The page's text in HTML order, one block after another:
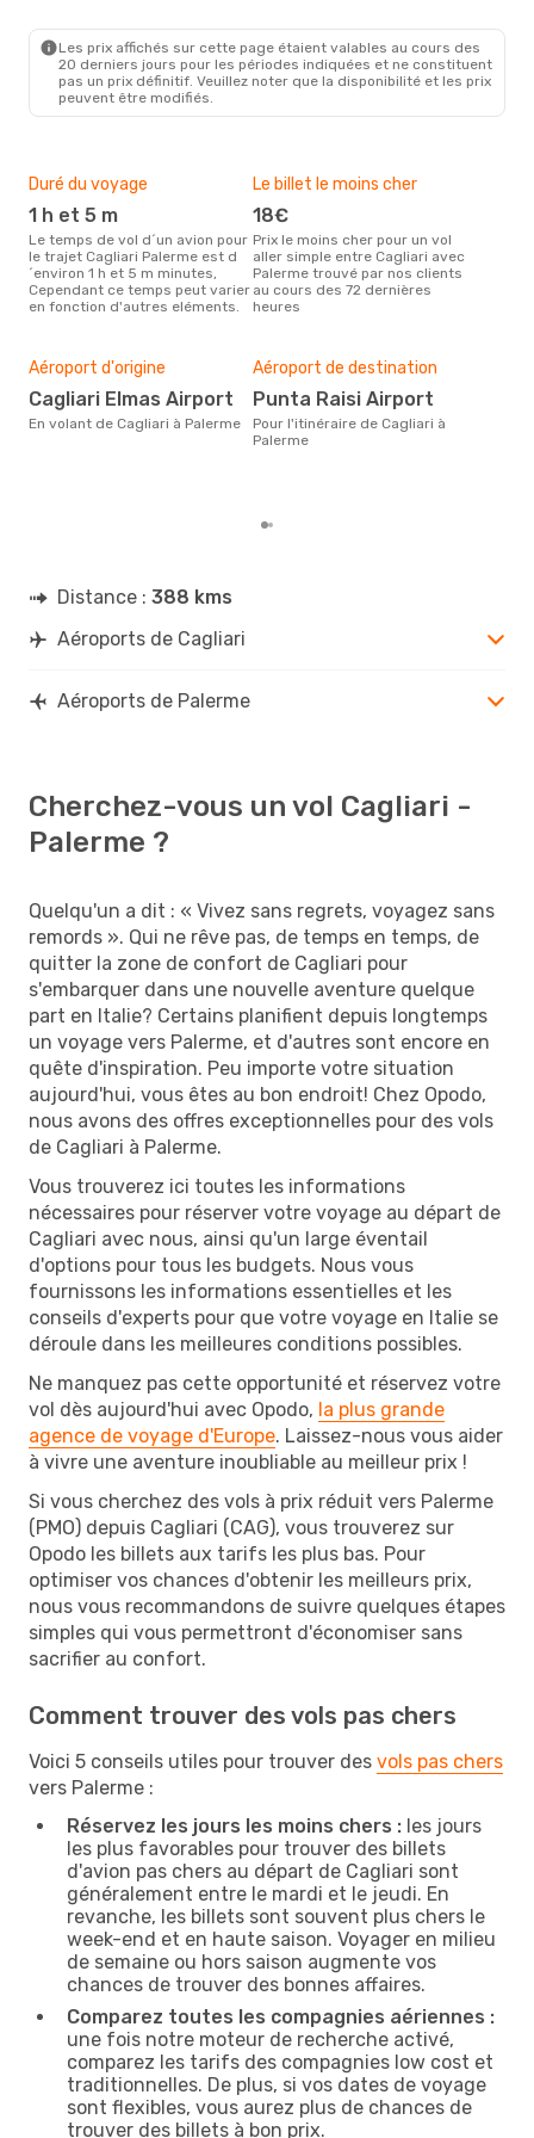
Les prix affichés sur cette page étaient valables au cours des
20 derniers jours pour les périodes indiquées et ne constituent
pas un prix définitif. Veuillez noter que la disponibilité et les prix
peuvent être modifiés.
Duré du voyage
1 h et 5 m
Le temps de vol d´un avion pour
le trajet Cagliari Palerme est d
´environ 1 h et 5 m minutes,
Cependant ce temps peut varier
en fonction d'autres eléments.
Le billet le moins cher
18€
Prix le moins cher pour un vol
aller simple entre Cagliari avec
Palerme trouvé par nos clients
au cours des 72 dernières
heures
Aéroport d'origine
Cagliari Elmas Airport
En volant de Cagliari à Palerme
Aéroport de destination
Punta Raisi Airport
Pour l'itinéraire de Cagliari à
Palerme
Distance : 388 kms
Aéroports de Cagliari
Aéroports de Palerme
Cherchez-vous un vol Cagliari -
Palerme ?
Quelqu'un a dit : « Vivez sans regrets, voyagez sans
remords ». Qui ne rêve pas, de temps en temps, de
quitter la zone de confort de Cagliari pour
s'embarquer dans une nouvelle aventure quelque
part en Italie? Certains planifient depuis longtemps
un voyage vers Palerme, et d'autres sont encore en
quête d'inspiration. Peu importe votre situation
aujourd'hui, vous êtes au bon endroit! Chez Opodo,
nous avons des offres exceptionnelles pour des vols
de Cagliari à Palerme.
Vous trouverez ici toutes les informations
nécessaires pour réserver votre voyage au départ de
Cagliari avec nous, ainsi qu'un large éventail
d'options pour tous les budgets. Nous vous
fournissons les informations essentielles et les
conseils d'experts pour que votre voyage en Italie se
déroule dans les meilleures conditions possibles.
Ne manquez pas cette opportunité et réservez votre
vol dès aujourd'hui avec Opodo, la plus grande
agence de voyage d'Europe. Laissez-nous vous aider
à vivre une aventure inoubliable au meilleur prix !
Si vous cherchez des vols à prix réduit vers Palerme
(PMO) depuis Cagliari (CAG), vous trouverez sur
Opodo les billets aux tarifs les plus bas. Pour
optimiser vos chances d'obtenir les meilleurs prix,
nous vous recommandons de suivre quelques étapes
simples qui vous permettront d'économiser sans
sacrifier au confort.
Comment trouver des vols pas chers
Voici 5 conseils utiles pour trouver des vols pas chers
vers Palerme :
Réservez les jours les moins chers : les jours
les plus favorables pour trouver des billets
d'avion pas chers au départ de Cagliari sont
généralement entre le mardi et le jeudi. En
revanche, les billets sont souvent plus chers le
week-end et en haute saison. Voyager en milieu
de semaine ou hors saison augmente vos
chances de trouver des bonnes affaires.
Comparez toutes les compagnies aériennes :
une fois notre moteur de recherche activé,
comparez les tarifs des compagnies low cost et
traditionnelles. De plus, si vos dates de voyage
sont flexibles, vous aurez plus de chances de
trouver des billets à bon prix.